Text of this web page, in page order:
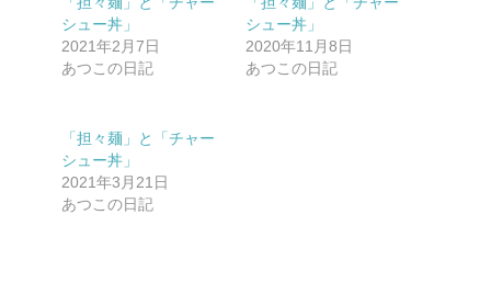
シュー丼」
2021年2月7日
あつこの日記
シュー丼」
2020年11月8日
あつこの日記
「担々麺」と「チャー
シュー丼」
2021年3月21日
あつこの日記